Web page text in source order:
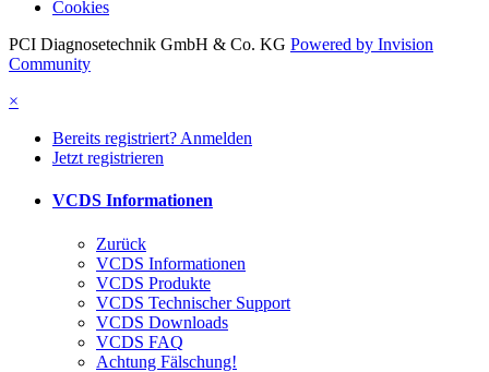
Cookies
PCI Diagnosetechnik GmbH & Co. KG Powered by Invision
Community
×
Bereits registriert? Anmelden
Jetzt registrieren
VCDS Informationen
Zurück
VCDS Informationen
VCDS Produkte
VCDS Technischer Support
VCDS Downloads
VCDS FAQ
Achtung Fälschung!